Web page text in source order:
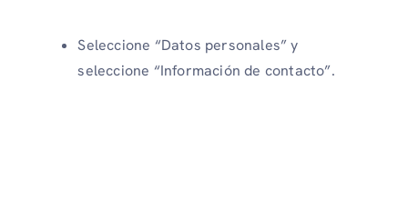
Seleccione “Datos personales” y
seleccione “Información de contacto”.